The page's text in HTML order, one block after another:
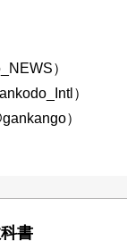
）
）
）
書